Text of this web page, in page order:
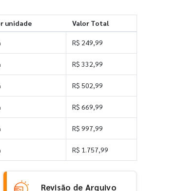
unidade Valor Total
R$ 249,99
R$ 332,99
R$ 502,99
R$ 669,99
R$ 997,99
R$ 1.757,99
Revisão de Arquivo